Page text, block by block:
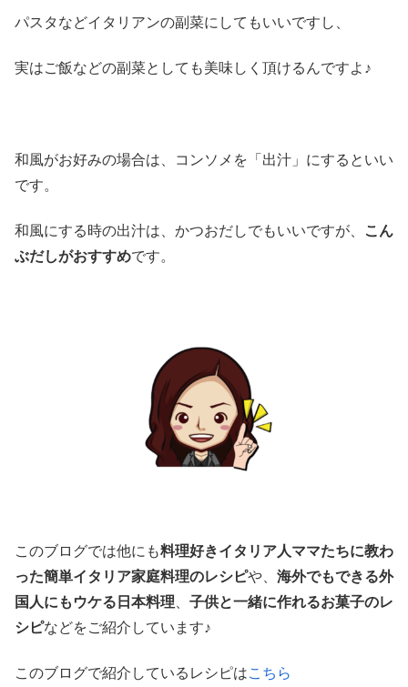
パスタなどイタリアンの副菜にしてもいいですし、
実はご飯などの副菜としても美味しく頂けるんですよ♪
和風がお好みの場合は、コンソメを「出汁」にするといい
です。
和風にする時の出汁は、かつおだしでもいいですが、
こん
ぶだしがおすすめです。
このブログでは他にも料理好きイタリア人ママたちに教わ
った簡単イタリア家庭料理のレシピや、 海外でもできる外
国人にもウケる日本料理
子供と一緒に作れるお菓子のレ
シピなどをご紹介しています♪
このブログで紹介しているレシピはこちら